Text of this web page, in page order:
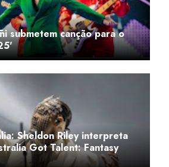
submetem canção para o
Sheldon Riley interpreta
Got Talent: Fantasy